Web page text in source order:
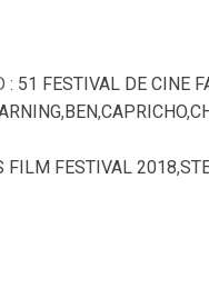
: 51 FESTIVAL DE CINE
,BEN,CAPRICHO,
FILM FESTIVAL 2018,